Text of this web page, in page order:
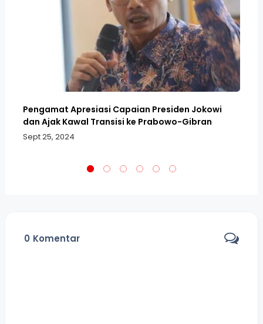
Pengamat Apresiasi Capaian Presiden Jokowi
dan Ajak Kawal Transisi ke Prabowo-Gibran
Sept 25, 2024
0 Komentar